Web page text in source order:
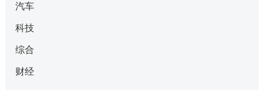
汽车
科技
综合
财经